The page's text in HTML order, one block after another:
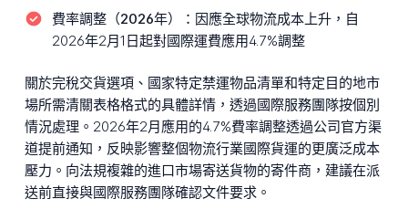
費率調整（2026年）： 因應全球物流成本上升，自
2026年2月1日起對國際運費應用4.7%調整
關於完稅交貨選項、國家特定禁運物品清單和特定目的地市
場所需清關表格格式的具體詳情，透過國際服務團隊按個別
情況處理。2026年2月應用的4.7%費率調整透過公司官方渠
道提前通知，反映影響整個物流行業國際貨運的更廣泛成本
壓力。向法規複雜的進口市場寄送貨物的寄件商，建議在派
送前直接與國際服務團隊確認文件要求。